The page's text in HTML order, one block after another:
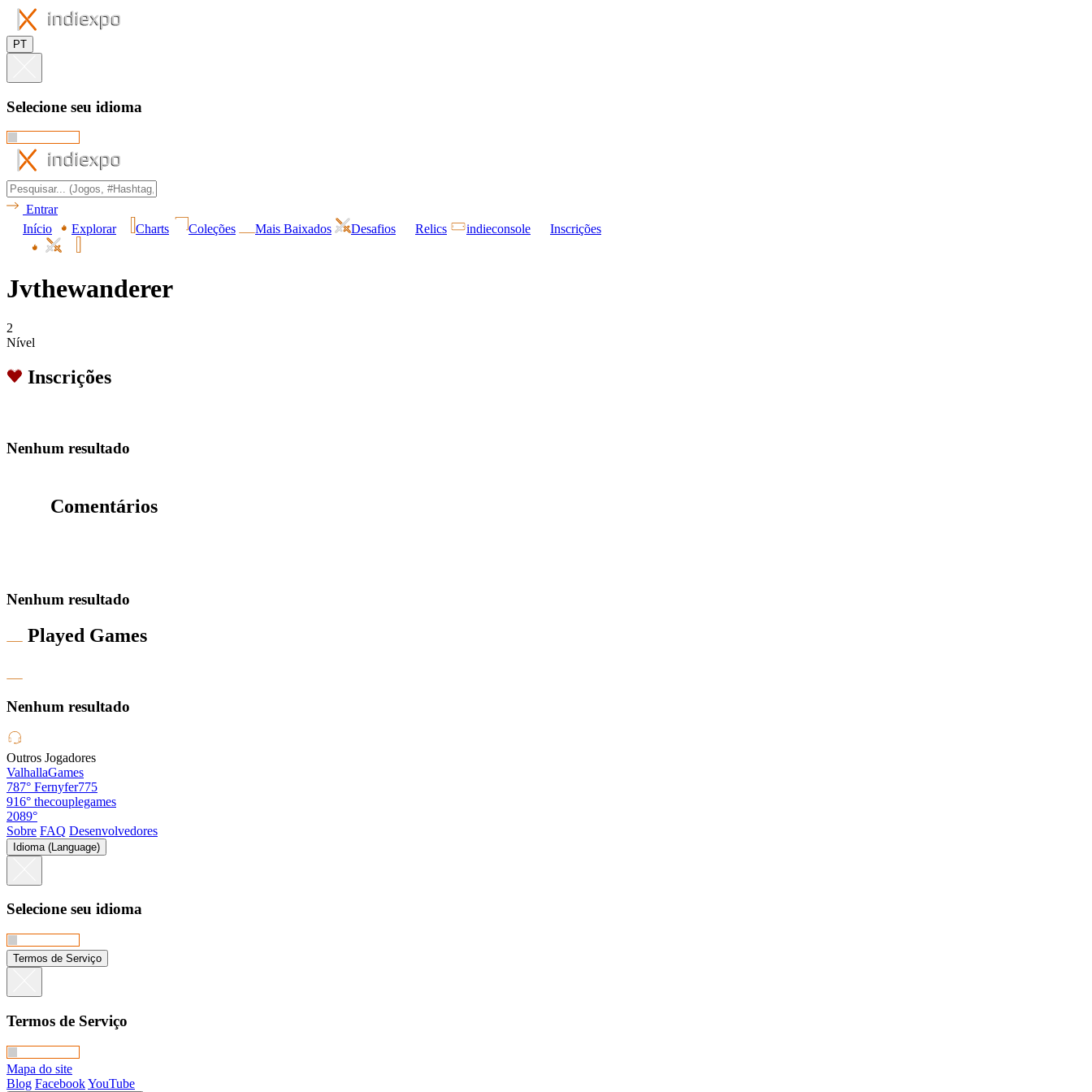
PT
Selecione seu idioma
Entrar
Início
Explorar Charts Coleções Mais Baixados Desafios Relics indieconsole Inscrições
Jvthewanderer
2
Nível
Inscrições
Nenhum resultado
Comentários
Nenhum resultado
Played Games
Nenhum resultado
Outros Jogadores
ValhallaGames
787° Fernyfer775
916° thecouplegames
2089°
Sobre FAQ Desenvolvedores
Idioma (Language)
Selecione seu idioma
Termos de Serviço
Termos de Serviço
Mapa do site
Blog FacebookYouTube